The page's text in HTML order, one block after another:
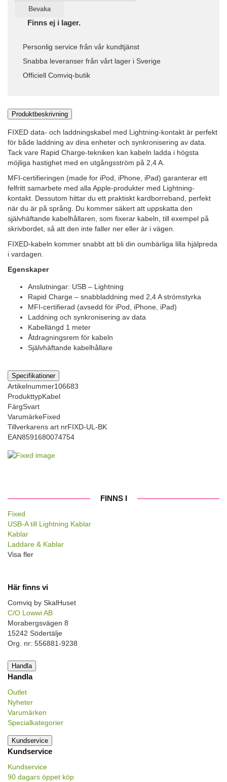
Bevaka
Finns ej i lager.
Personlig service från vår kundtjänst
Snabba leveranser från vårt lager i Sverige
Officiell Comviq-butik
Produktbeskrivning
FIXED data- och laddningskabel med Lightning-kontakt är perfekt
för både laddning av dina enheter och synkronisering av data.
Tack vare Rapid Charge-tekniken kan kabeln ladda i högsta
möjliga hastighet med en utgångsström på 2,4 A.
MFI-certifieringen (made for iPod, iPhone, iPad) garanterar ett
felfritt samarbete med alla Apple-produkter med Lightning-
kontakt. Dessutom hittar du ett praktiskt kardborreband, perfekt
när du är på språng. Du kommer säkert att uppskatta den
självhäftande kabelhållaren, som fixerar kabeln, till exempel på
skrivbordet, så att den inte faller ner eller är i vägen.
FIXED-kabeln kommer snabbt att bli din oumbärliga lilla hjälpreda
i vardagen.
Egenskaper
Anslutningar: USB – Lightning
Rapid Charge – snabbladdning med 2,4 A strömstyrka
MFI-certifierad (avsedd för iPod, iPhone, iPad)
Laddning och synkronisering av data
Kabellängd 1 meter
Åtdragningsrem för kabeln
Självhäftande kabelhållare
Specifikationer
Artikelnummer106683
ProdukttypKabel
FärgSvart
VarumärkeFixed
Tillverkarens art nrFIXD-UL-BK
EAN8591680074754
FINNS I
Fixed
USB-A till Lightning Kablar
Kablar
Laddare & Kablar
Visa fler
Här finns vi
Comviq by SkalHuset
C/O Lowwi AB
Morabergsvägen 8
15242 Södertälje
Org. nr: 556881-9238
Handla
Handla
Outlet
Nyheter
Varumärken
Specialkategorier
Kundservice
Kundservice
Kundservice
90 dagars öppet köp